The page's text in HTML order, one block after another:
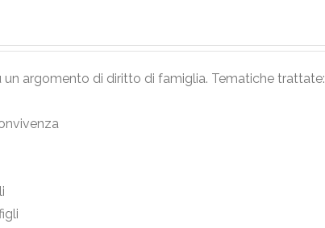
un argomento di diritto di famiglia. Tematiche trattate: